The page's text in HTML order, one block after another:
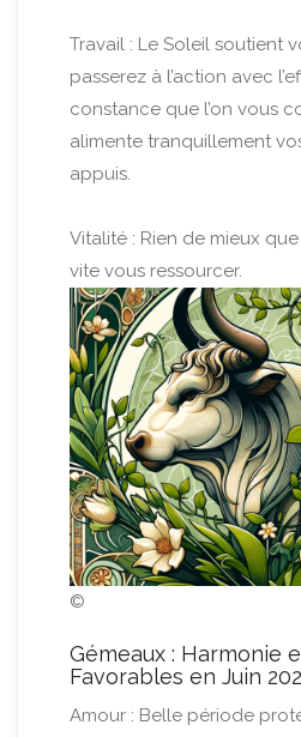
Travail : Le Soleil soutient
passerez à l’action avec
constance que l’on vous
alimente tranquillement
appuis.
Vitalité : Rien de mieux
vite vous ressourcer.
©
Gémeaux : Harmonie
Favorables en Juin
Amour : Belle période